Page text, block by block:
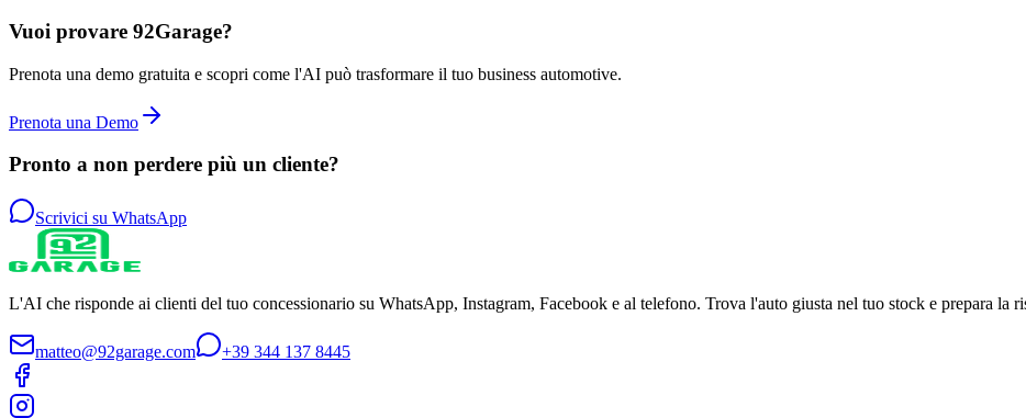
Vuoi provare 92Garage?
Prenota una demo gratuita e scopri come l'AI può trasformare il tuo business automotive.
Prenota una Demo
Pronto a non perdere più un cliente?
Scrivici su WhatsApp
L'AI che risponde ai clienti del tuo concessionario su WhatsApp, Instagram, Facebook e al telefono. Trova l'auto giusta nel tuo stock e prepara la
matteo@92garage.com +39 344 137 8445